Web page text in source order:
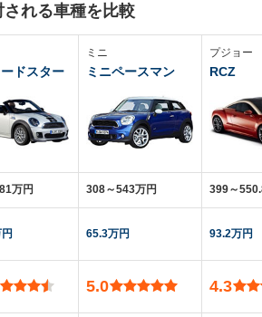
れる車種を比較
ドスター
万円
ミニ
ミニペースマン
308～543万円
65.3万円
5.0
プジョー
RCZ
399～
93.2万円
4.3